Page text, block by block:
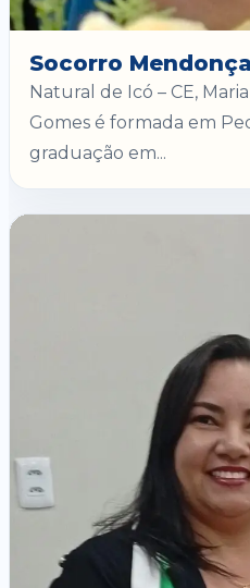
Socorro Mendonça
Natural de Icó – CE,
Gomes é formada em
graduação em...